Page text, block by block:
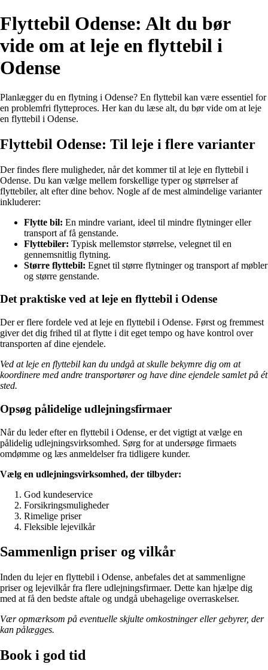
Flyttebil Odense: Alt du bør
vide om at leje en flyttebil i
Odense
Planlægger du en flytning i Odense? En flyttebil kan være essentiel for
en problemfri flytteproces. Her kan du læse alt, du bør vide om at leje
en flyttebil i Odense.
Flyttebil Odense: Til leje i flere varianter
Der findes flere muligheder, når det kommer til at leje en flyttebil i
Odense. Du kan vælge mellem forskellige typer og størrelser af
flyttebiler, alt efter dine behov. Nogle af de mest almindelige varianter
inkluderer:
Flytte bil: En mindre variant, ideel til mindre flytninger eller
transport af få genstande.
Flyttebiler: Typisk mellemstor størrelse, velegnet til en
gennemsnitlig flytning.
Større flyttebil: Egnet til større flytninger og transport af møbler
og større genstande.
Det praktiske ved at leje en flyttebil i Odense
Der er flere fordele ved at leje en flyttebil i Odense. Først og fremmest
giver det dig frihed til at flytte i dit eget tempo og have kontrol over
transporten af dine ejendele.
Ved at leje en flyttebil kan du undgå at skulle bekymre dig om at
koordinere med andre transportører og have dine ejendele samlet på ét
sted.
Opsøg pålidelige udlejningsfirmaer
Når du leder efter en flyttebil i Odense, er det vigtigt at vælge en
pålidelig udlejningsvirksomhed. Sørg for at undersøge firmaets
omdømme og læs anmeldelser fra tidligere kunder.
Vælg en udlejningsvirksomhed, der tilbyder:
God kundeservice
Forsikringsmuligheder
Rimelige priser
Fleksible lejevilkår
Sammenlign priser og vilkår
Inden du lejer en flyttebil i Odense, anbefales det at sammenligne
priser og lejevilkår fra flere udlejningsfirmaer. Dette kan hjælpe dig
med at få den bedste aftale og undgå ubehagelige overraskelser.
Vær opmærksom på eventuelle skjulte omkostninger eller gebyrer, der
kan pålægges.
Book i god tid